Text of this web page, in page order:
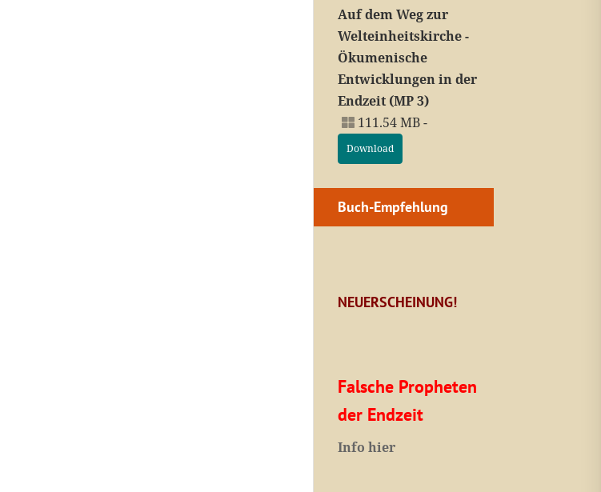
Auf dem Weg zur
Welteinheitskirche -
Ökumenische
Entwicklungen in der
Endzeit (MP 3)
111.54 MB -
Download
Buch-Empfehlung
NEUERSCHEINUNG!
Falsche Propheten
der Endzeit
Info hier